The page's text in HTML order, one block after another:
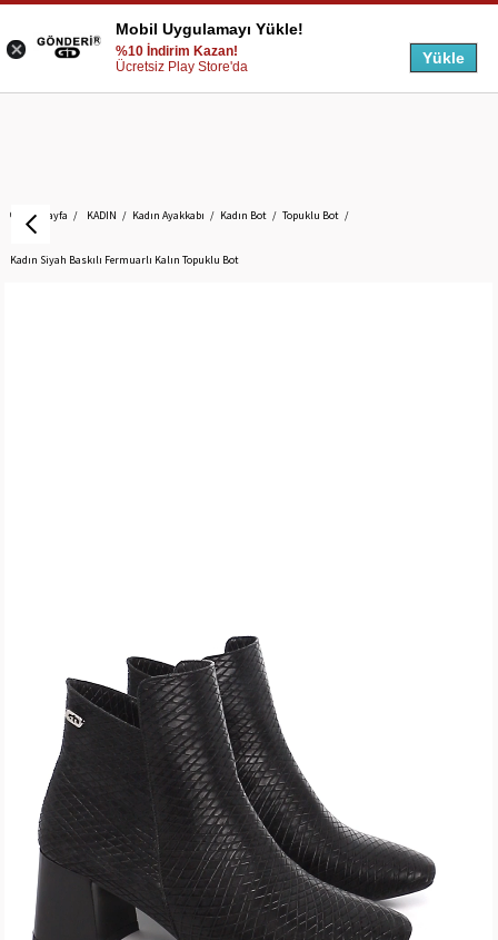
Anasayfa KADIN Kadın Ayakkabı Kadın Bot Topuklu Bot
Kadın Siyah Baskılı Fermuarlı Kalın Topuklu Bot
Mobil Uygulamayı Yükle!
%10 İndirim Kazan!
Ücretsiz Play Store'da
Yükle